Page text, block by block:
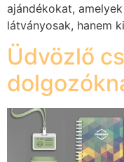
ajándékokat,
látványosak, hanem
Üdvözlő